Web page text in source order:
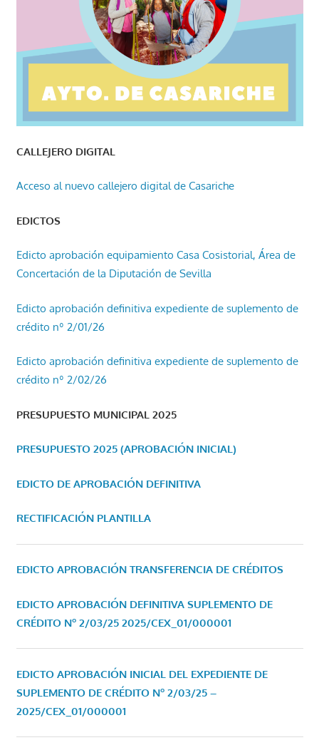
CALLEJERO DIGITAL
Acceso al nuevo callejero digital de Casariche
EDICTOS
Edicto aprobación equipamiento Casa Cosistorial, Área de
Concertación de la Diputación de Sevilla
Edicto aprobación definitiva expediente de suplemento de
crédito nº 2/01/26
Edicto aprobación definitiva expediente de suplemento de
crédito nº 2/02/26
PRESUPUESTO MUNICIPAL 2025
PRESUPUESTO 2025 (APROBACIÓN INICIAL)
EDICTO DE APROBACIÓN DEFINITIVA
RECTIFICACIÓN PLANTILLA
EDICTO APROBACIÓN TRANSFERENCIA DE CRÉDITOS
EDICTO APROBACIÓN DEFINITIVA SUPLEMENTO DE
CRÉDITO Nº 2/03/25 2025/CEX_01/000001
EDICTO APROBACIÓN INICIAL DEL EXPEDIENTE DE
SUPLEMENTO DE CRÉDITO Nº 2/03/25 –
2025/CEX_01/000001